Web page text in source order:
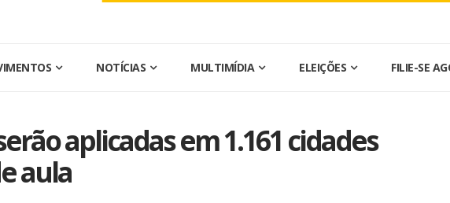
NOTÍCIAS MULTIMÍDIA ELEIÇÕES FILIE-SE
aplicadas em 1.161 cidades
aula